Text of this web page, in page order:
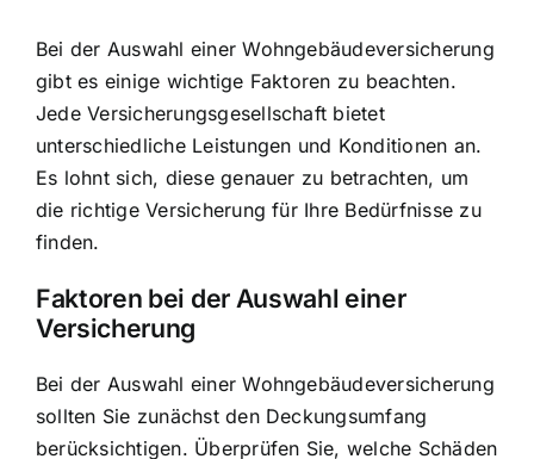
Bei der Auswahl einer Wohngebäudeversicherung
gibt es einige wichtige Faktoren zu beachten.
Jede Versicherungsgesellschaft bietet
unterschiedliche Leistungen und Konditionen an.
Es lohnt sich, diese genauer zu betrachten, um
die richtige Versicherung für Ihre Bedürfnisse zu
finden.
Faktoren bei der Auswahl einer
Versicherung
Bei der Auswahl einer Wohngebäudeversicherung
sollten Sie zunächst den Deckungsumfang
berücksichtigen. Überprüfen Sie, welche Schäden